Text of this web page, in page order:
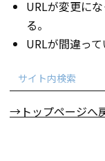
URLが変更に
る。
URLが間違って
検
索:
→トップページへ